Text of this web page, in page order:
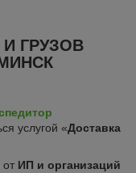
ГРУЗОВ
услугой «Доставка
от ИП и организаций